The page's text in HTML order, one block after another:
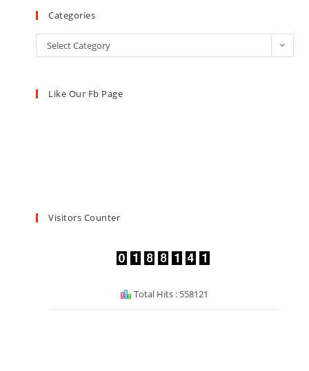
Categories
Select Category
Like Our Fb Page
Visitors Counter
Total Hits : 558121